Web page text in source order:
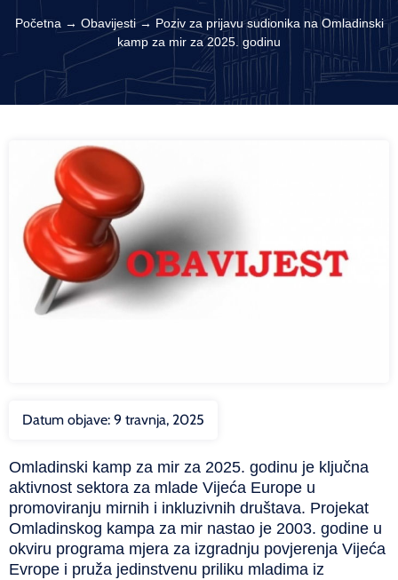
Početna → Obavijesti→ Poziv za prijavu sudionika na Omladinski
kamp za mir za 2025. godinu
Datum objave: 9 travnja, 2025
Omladinski kamp za mir za 2025. godinu je ključna
aktivnost sektora za mlade Vijeća Europe u
promoviranju mirnih i inkluzivnih društava. Projekat
Omladinskog kampa za mir nastao je 2003. godine u
okviru programa mjera za izgradnju povjerenja Vijeća
Evrope i pruža jedinstvenu priliku mladima iz